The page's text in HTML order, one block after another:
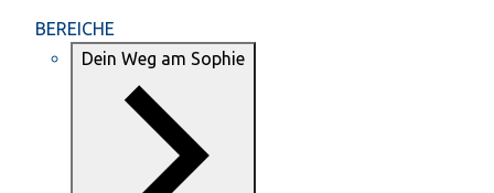
BEREICHE
Dein Weg am Sophie